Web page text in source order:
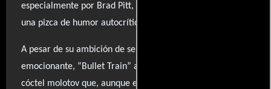
especialmente por Brad Pitt, quien aporta su carisma y
una pizca de humor autocrítico.
A pesar de su ambición de ser una película desenfadada y
emocionante, “Bullet Train” a veces se siente como un
cóctel molotov que, aunque explosivo, tropieza con su